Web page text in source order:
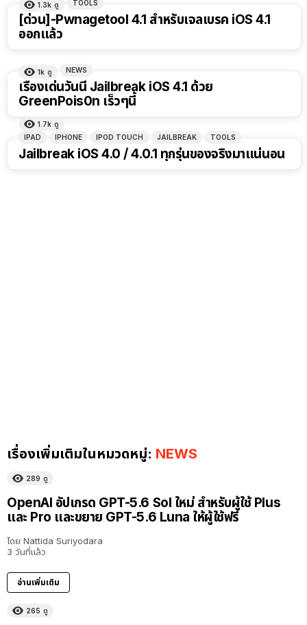
1.3k ดู TOOLS
[ด่วน]-Pwnagetool 4.1 สำหรับเจลเบรค iOS 4.1
ออกแล้ว
1k ดู NEWS
เรื่องเด่นวันนี้ Jailbreak iOS 4.1 ด้วย
GreenPois0n เร็วๆนี้
1.7k ดู
IPAD
IPHONE IPOD TOUCH JAILBREAK TOOLS
Jailbreak iOS 4.0 / 4.0.1 ทุกรุ่นของจริงมาแน่นอน
เรื่องเพิ่มเติมในหมวดหมู่: NEWS
289 ดู
OpenAI อัปเกรด GPT-5.6 Sol ใหม่ สำหรับผู้ใช้ Plus
และ Pro และขยาย GPT-5.6 Luna ให้ผู้ใช้ฟรี
โดย Nattida Suriyodara
3 วันที่แล้ว
อ่านเพิ่มเติม
265 ดู